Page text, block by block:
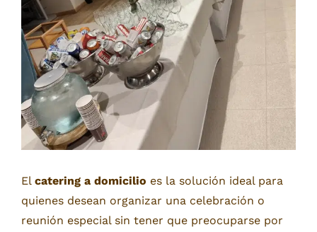
El catering a domicilio es la solución ideal para
quienes desean organizar una celebración o
reunión especial sin tener que preocuparse por